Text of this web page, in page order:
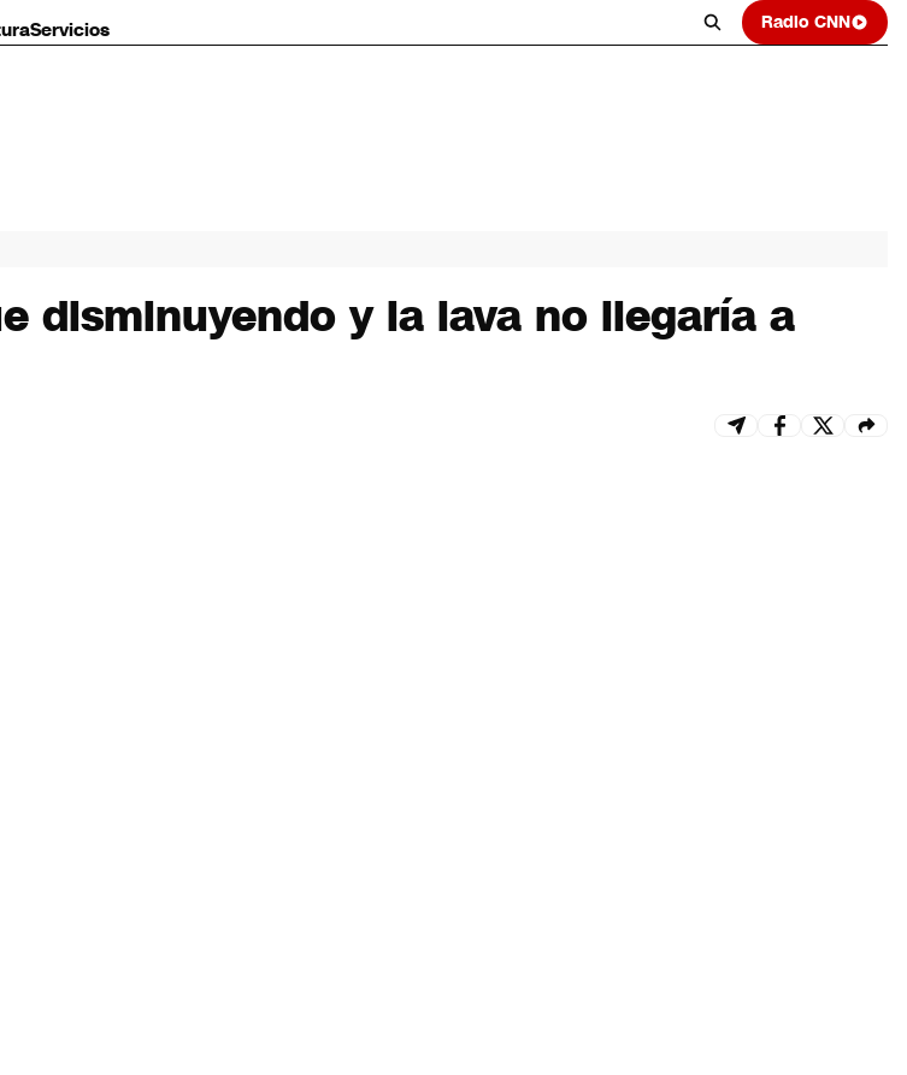
Servicios Radio CNN
disminuyendo y la lava no llegaría a